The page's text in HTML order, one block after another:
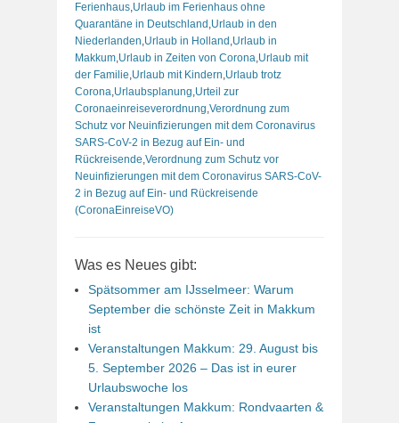
Ferienhaus,Urlaub im Ferienhaus ohne
Quarantäne in Deutschland ,Urlaub in den
Niederlanden,Urlaub in Holland ,Urlaub in
Makkum,Urlaub in Zeiten von Corona,Urlaub mit
der Familie,Urlaub mit Kindern,Urlaub trotz
Corona,Urlaubsplanung,Urteil zur
Coronaeinreiseverordnung,Verordnung zum
Schutz vor Neuinfizierungen mit dem Coronavirus
SARS-CoV-2 in Bezug auf Ein- und
Rückreisende,Verordnung zum Schutz vor
Neuinfizierungen mit dem Coronavirus SARS-CoV-
2 in Bezug auf Ein- und Rückreisende
(CoronaEinreiseVO)
Was es Neues gibt:
Spätsommer am IJsselmeer: Warum
September die schönste Zeit in Makkum
ist
Veranstaltungen Makkum: 29. August bis
5. September 2026 – Das ist in eurer
Urlaubswoche los
Veranstaltungen Makkum: Rondvaarten &